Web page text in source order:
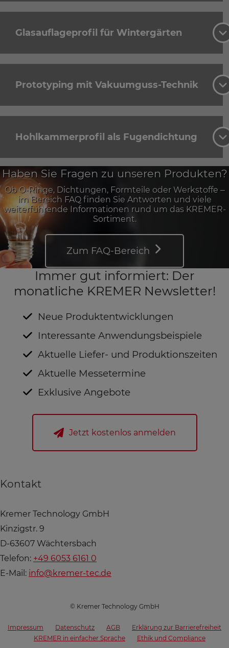
Glasauflageprofil für Wintergärten
Prototyping mit Vakuumguss-Technik
Hohlkammerprofil als Fugendichtung
Haben Sie Fragen zu unseren Produkten?
Ob O-Ringe, Dichtungen, Formteile oder Werkstoffe –
im Bereich FAQ finden Sie Antworten und viele
weiterführende Informationen rund um das KREMER-
Sortiment.
Zum FAQ-Bereich
Immer gut informiert: Der
monatliche KREMER Newsletter!
Neue Produktentwicklungen
Interessante Anwendungsbeispiele
Aktuelle Liefer- und Produktionszeiten
Aktuelle Messetermine
Exklusive Angebote
Jetzt kostenlos anmelden
Kontakt
Kremer Technology GmbH
Kinzigstr. 9
D-63607 Wächtersbach
Telefon: +49 6053 6161 0
E-Mail: info@kremer-tec.de
© Kremer Technology GmbH
Impressum Datenschutz AGB
Erklärung zur Barrierefreiheit
KREMER in einfacher Sprache
Ethik und Compliance